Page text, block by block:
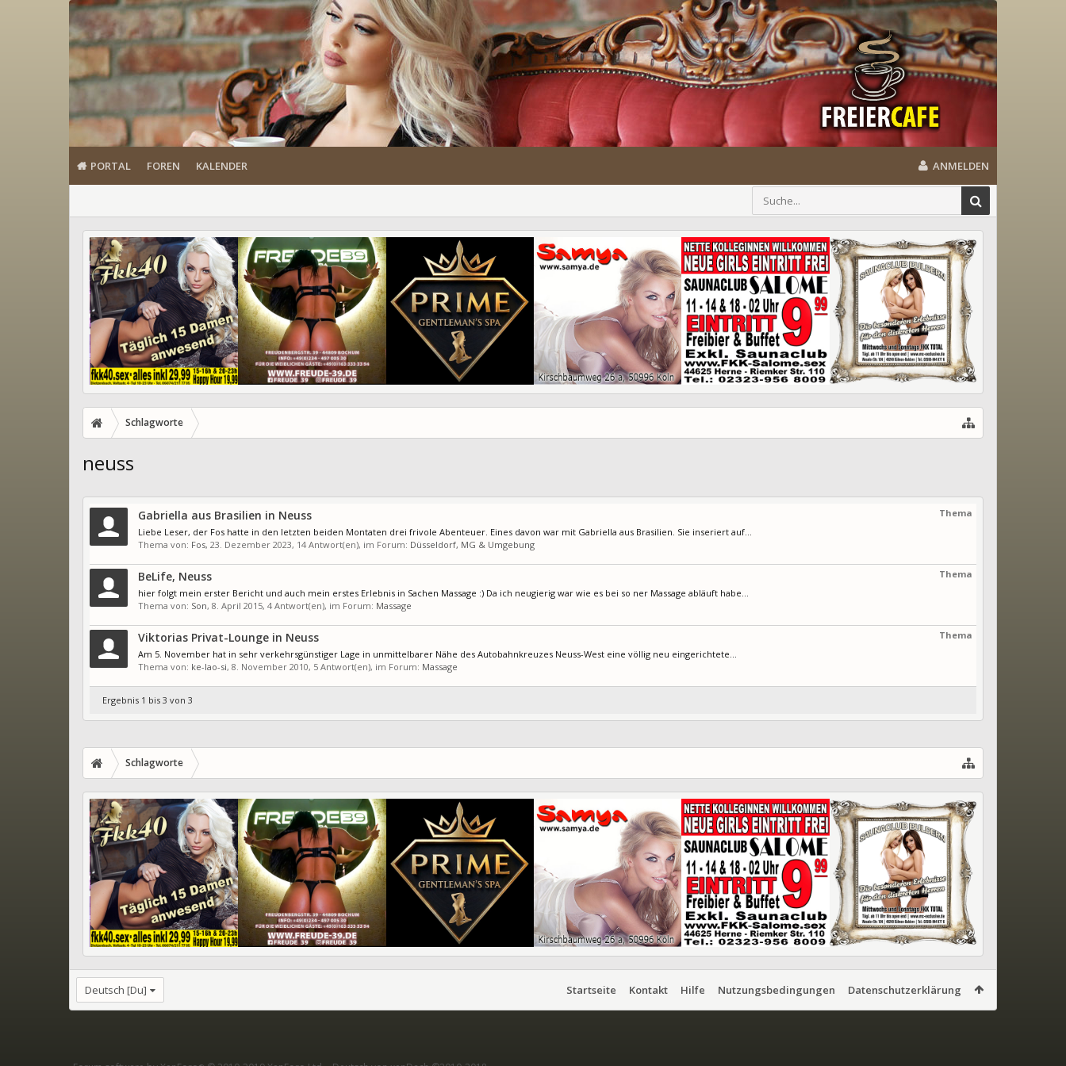
PORTAL FOREN KALENDER ANMELDEN
Schlagworte
neuss
Thema
Gabriella aus Brasilien in Neuss
Liebe Leser, der Fos hatte in den letzten beiden Montaten drei frivole Abenteuer. Eines davon war mit Gabriella aus Brasilien. Sie inseriert auf...
Thema von: Fos, 23. Dezember 2023, 14 Antwort(en), im Forum: Düsseldorf, MG & Umgebung
Thema
BeLife, Neuss
hier folgt mein erster Bericht und auch mein erstes Erlebnis in Sachen Massage :) Da ich neugierig war wie es bei so ner Massage abläuft habe...
Thema von: Son, 8. April 2015, 4 Antwort(en), im Forum: Massage
Thema
Viktorias Privat-Lounge in Neuss
Am 5. November hat in sehr verkehrsgünstiger Lage in unmittelbarer Nähe des Autobahnkreuzes Neuss-West eine völlig neu eingerichtete...
Thema von: ke-lao-si, 8. November 2010, 5 Antwort(en), im Forum: Massage
Ergebnis 1 bis 3 von 3
Schlagworte
Deutsch [Du] Startseite Kontakt Hilfe Nutzungsbedingungen Datenschutzerklärung